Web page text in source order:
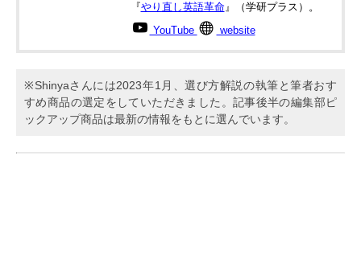
『やり直し英語革命 』（学研プラス）。
YouTube website
※Shinyaさんには2023年1月、選び方解説の執筆と筆者おす
すめ商品の選定をしていただきました。記事後半の編集部ピ
ックアップ商品は最新の情報をもとに選んでいます。